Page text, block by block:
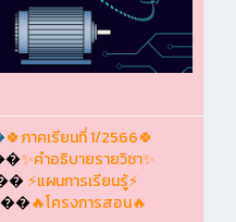
🍀ภาคเรียนที่ 1/2566🍀
✨คำอธิบายรายวิชา✨
⚡แผนการเรียนรู้⚡
🔥โครงการสอน🔥